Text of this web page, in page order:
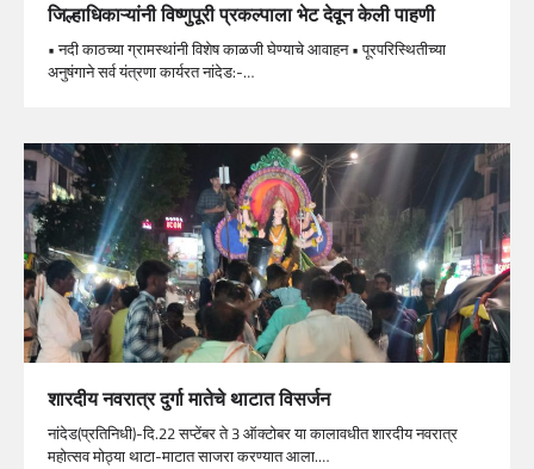
जिल्हाधिकाऱ्यांनी विष्णुपूरी प्रकल्पाला भेट देवून केली पाहणी
• नदी काठच्या ग्रामस्थांनी विशेष काळजी घेण्याचे आवाहन • पूरपरिस्थितीच्या
अनुषंगाने सर्व यंत्रणा कार्यरत नांदेड:-…
शारदीय नवरात्र दुर्गा मातेचे थाटात विसर्जन
नांदेड(प्रतिनिधी)-दि.22 सप्टेंबर ते 3 ऑक्टोबर या कालावधीत शारदीय नवरात्र
महोत्सव मोठ्या थाटा-माटात साजरा करण्यात आला.…